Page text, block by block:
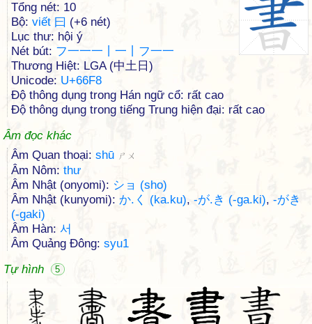
Tổng nét: 10
Bộ: viết 曰 (+6 nét)
Lục thư: hội ý
Nét bút: フ一一一丨一丨フ一一
Thương Hiệt: LGA (中土日)
Unicode: U+66F8
Độ thông dụng trong Hán ngữ cổ: rất cao
Độ thông dụng trong tiếng Trung hiện đại: rất cao
Âm đọc khác
Âm Quan thoại: shū ㄕㄨ
Âm Nôm: thư
Âm Nhật (onyomi): ショ (sho)
Âm Nhật (kunyomi): か.く (ka.ku), -が.き (-ga.ki), -がき
(-gaki)
Âm Hàn: 서
Âm Quảng Đông: syu1
Tự hình
5